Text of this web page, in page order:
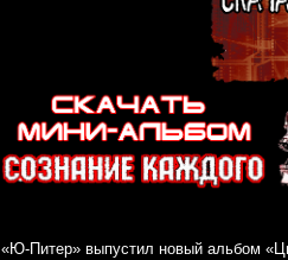
«Ю-Питер» выпустил новый альбом